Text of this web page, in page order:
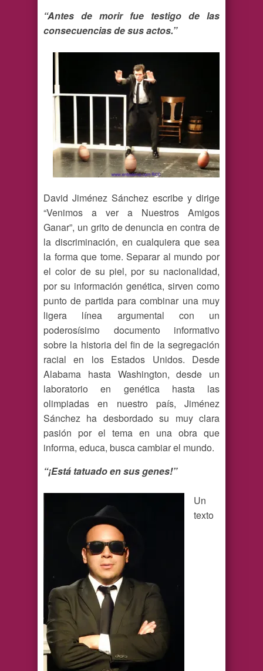
“Antes de morir fue testigo de las
consecuencias de sus actos.”
David Jiménez Sánchez escribe y dirige
“Venimos a ver a Nuestros Amigos
Ganar”, un grito de denuncia en contra de
la discriminación, en cualquiera que sea
la forma que tome. Separar al mundo por
el color de su piel, por su nacionalidad,
por su información genética, sirven como
punto de partida para combinar una muy
ligera línea argumental con un
poderosísimo documento informativo
sobre la historia del fin de la segregación
racial en los Estados Unidos. Desde
Alabama hasta Washington, desde un
laboratorio en genética hasta las
olimpiadas en nuestro país, Jiménez
Sánchez ha desbordado su muy clara
pasión por el tema en una obra que
informa, educa, busca cambiar el mundo.
“¡Está tatuado en sus genes!”
Un
texto